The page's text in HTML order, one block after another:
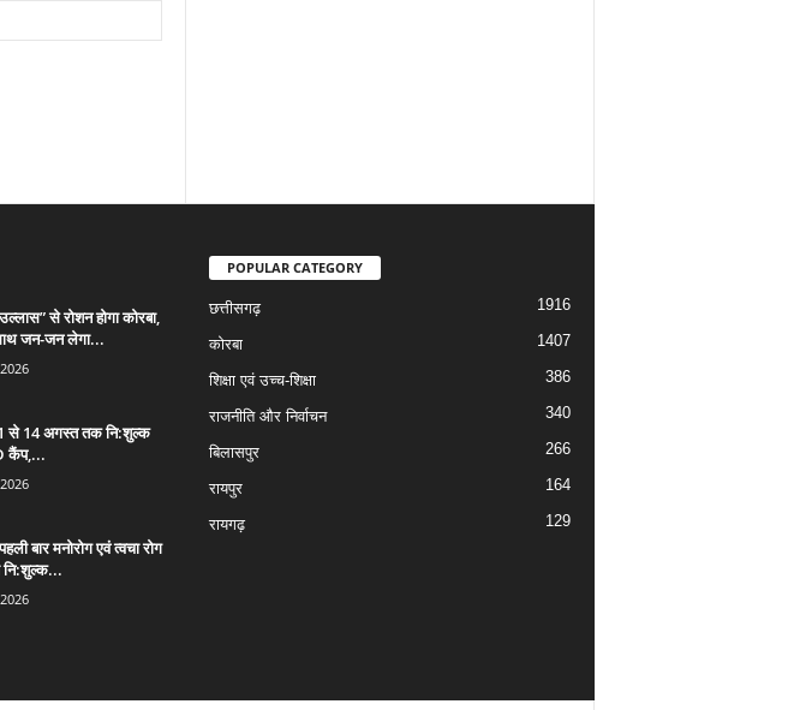
से रोशन होगा कोरबा,
जन-जन लेगा...
से 14 अगस्त तक नि:शुल्क
कैंप,...
बार मनोरोग एवं त्वचा रोग
नि:शुल्क...
POPULAR CATEGORY
छत्तीसगढ़ 1916
कोरबा 1407
शिक्षा एवं उच्च-शिक्षा 386
राजनीति और निर्वाचन 340
बिलासपुर 266
रायपुर 164
रायगढ़ 129